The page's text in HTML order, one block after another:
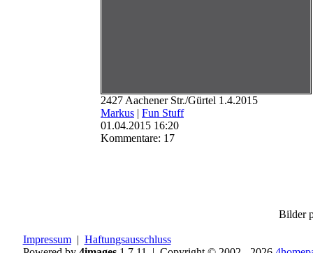
2427 Aachener Str./Gürtel 1.4.2015
Markus | Fun Stuff
01.04.2015 16:20
Kommentare: 17
Bilder
Impressum| Haftungsausschluss